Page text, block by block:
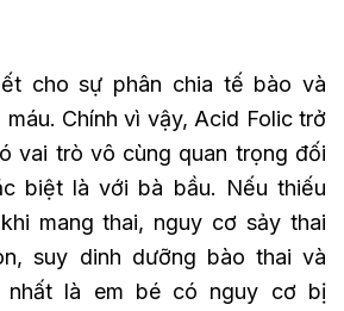
cho sự phân chia tế bào và
Chính vì vậy, Acid Folic trở
vai trò vô cùng quan trọng đối
biệt là với bà bầu. Nếu thiếu
mang thai, nguy cơ sảy thai
suy dinh dưỡng bào thai và
nhất là em bé có nguy cơ bị